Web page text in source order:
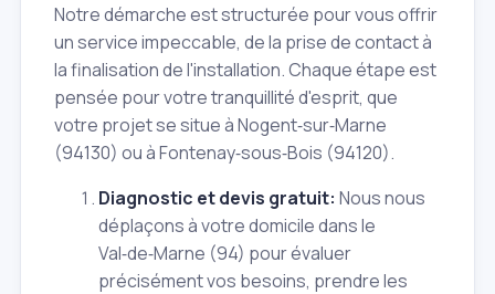
Notre démarche est structurée pour vous offrir
un service impeccable, de la prise de contact à
la finalisation de l'installation. Chaque étape est
pensée pour votre tranquillité d'esprit, que
votre projet se situe à Nogent‑sur‑Marne
(94130) ou à Fontenay‑sous‑Bois (94120).
Diagnostic et devis gratuit: Nous nous
déplaçons à votre domicile dans le
Val‑de‑Marne (94) pour évaluer
précisément vos besoins, prendre les